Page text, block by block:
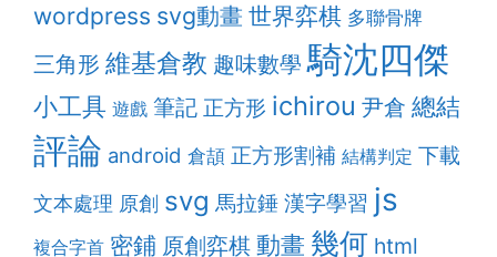
wordpress svg動畫 世界弈棋 多聯骨牌
三角形 維基倉教 趣味數學 騎沈四傑
小工具 遊戲 筆記 正方形 ichirou 尹倉 總結
評論 android 倉頡 正方形割補 結構判定 下載
文本處理 原創 svg 馬拉錘 漢字學習 js
複合字首 密鋪 原創弈棋 動畫 幾何 html